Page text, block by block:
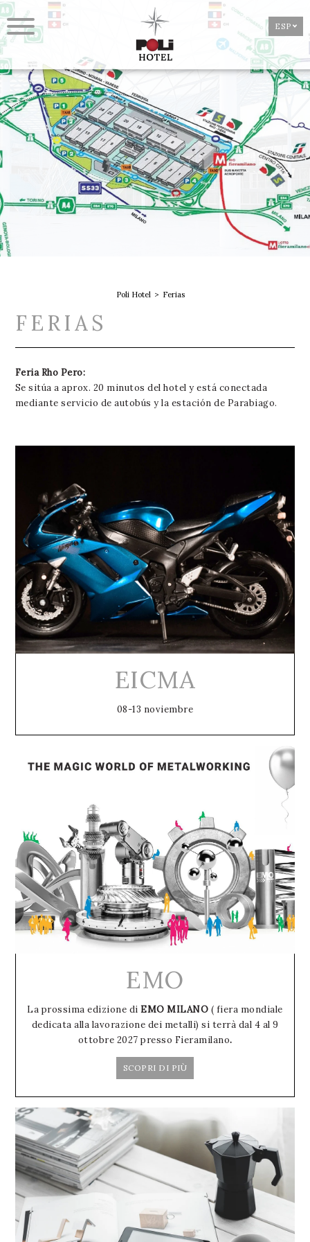
ESP
Poli Hotel Ferias
FERIAS
Feria Rho Pero:
Se sitúa a aprox. 20 minutos del hotel y está conectada
mediante servicio de autobús y la estación de Parabiago.
EICMA
08-13 noviembre
EMO
La prossima edizione diEMO MILANO ( fiera mondiale
dedicata alla lavorazione dei metalli) si terrà dal 4 al 9
ottobre 2027 presso Fieramilano.
SCOPRI DI PIÙ